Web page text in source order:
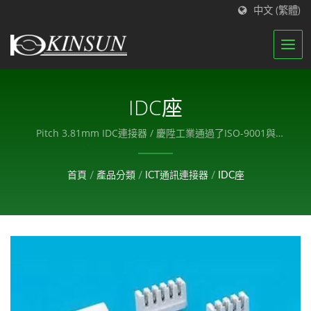
中文 (繁體)
IDC座
Pitch 3.81mm IDC連接器 / 慶陞工業通過了ISO-9001與
ISO-14001認證，我們擁有一支組織良好的團隊來執行我們
首頁 / 產品分類 / ICT通訊連接器 / IDC座